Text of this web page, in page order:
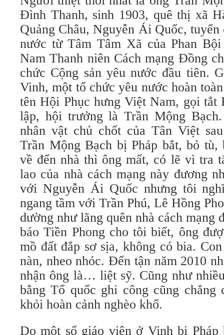
Đình Thanh, sinh 1903, quê thị xã
Quảng Châu, Nguyễn Ái Quốc,
nước từ Tâm Tâm Xã của Phan
Nam Thanh niên Cách mạng Đồng
chức Cộng sản yêu nước đầu tiên.
Vinh, một tổ chức yêu nước hoàn
tên Hội Phục hưng Việt Nam, gọi tắt
lập, hội trưởng là Trần Mộng
nhân vật chủ chốt của Tân Việt
Trần Mộng Bạch bị Pháp bắt, bỏ tù,
về đến nhà thì ông mất, có lẽ vì tra
lao của nhà cách mạng này đương
với Nguyễn Ái Quốc nhưng tôi
ngang tầm với Trần Phú, Lê Hồng
dường như lãng quên nhà cách mạng
báo Tiền Phong cho tôi biết, ông
mồ đất đắp sơ sịa, không có bia.
nàn, nheo nhóc. Đến tận năm 2010
nhận ông là… liệt sỹ. Cũng như
bằng Tổ quốc ghi công cũng
khỏi hoàn cảnh nghèo khổ.
Do một số giáo viên ở Vinh bị Pháp